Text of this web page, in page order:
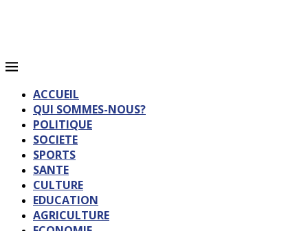
ACCUEIL
QUI SOMMES-NOUS?
POLITIQUE
SOCIETE
SPORTS
SANTE
CULTURE
EDUCATION
AGRICULTURE